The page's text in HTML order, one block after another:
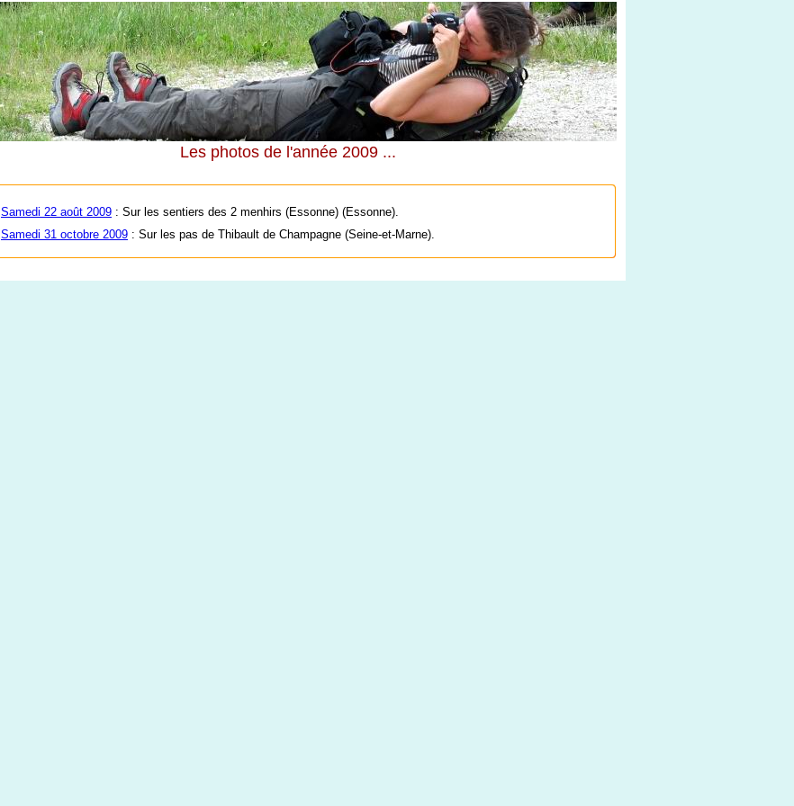
Les photos de l'année 2009 ...
Samedi 22 août 2009 : Sur les sentiers des 2 menhirs (Essonne) (Essonne).
Samedi 31 octobre 2009 : Sur les pas de Thibault de Champagne (Seine-et-Marne).